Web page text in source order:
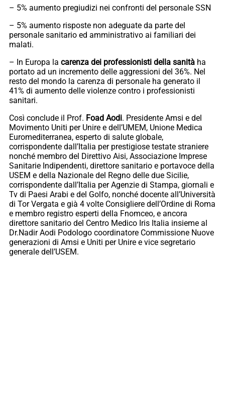
– 5% aumento pregiudizi nei confronti del personale SSN
– 5% aumento risposte non adeguate da parte del
personale sanitario ed amministrativo ai familiari dei
malati.
– In Europa la carenza dei professionisti della sanità ha
portato ad un incremento delle aggressioni del 36%. Nel
resto del mondo la carenza di personale ha generato il
41% di aumento delle violenze contro i professionisti
sanitari.
Così conclude il Prof. Foad Aodi. Presidente Amsi e del
Movimento Uniti per Unire e dell’UMEM, Unione Medica
Euromediterranea, esperto di salute globale,
corrispondente dall’Italia per prestigiose testate straniere
nonché membro del Direttivo Aisi, Associazione Imprese
Sanitarie Indipendenti, direttore sanitario e portavoce della
USEM e della Nazionale del Regno delle due Sicilie,
corrispondente dall’Italia per Agenzie di Stampa, giornali e
Tv di Paesi Arabi e del Golfo, nonché docente all’Università
di Tor Vergata e già 4 volte Consigliere dell’Ordine di Roma
e membro registro esperti della Fnomceo, e ancora
direttore sanitario del Centro Medico Iris Italia insieme al
Dr.Nadir Aodi Podologo coordinatore Commissione Nuove
generazioni di Amsi e Uniti per Unire e vice segretario
generale dell’USEM.